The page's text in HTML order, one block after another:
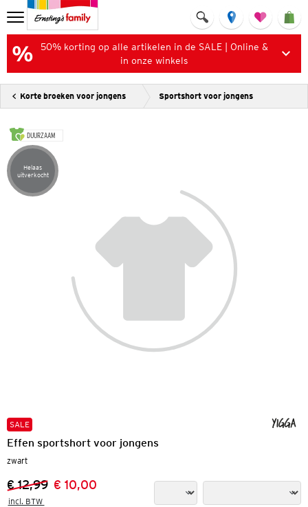
50% korting op alle artikelen in de SALE | Online &
in onze winkels
Korte broeken voor jongens Sportshort voor jongens
DUURZAAM
Artikel helaas uitverkocht
Helaas
uitverkocht
SALE
Effen sportshort voor jongens
zwart
Vorige prijs:
€ 12,99
Nieuwe prijs:
€ 10,00
incl. BTW